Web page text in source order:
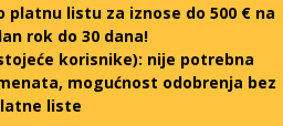
listu za iznose do 500 € na
rok do 30 dana!
korisnike): nije potrebna
mogućnost odobrenja bez
liste